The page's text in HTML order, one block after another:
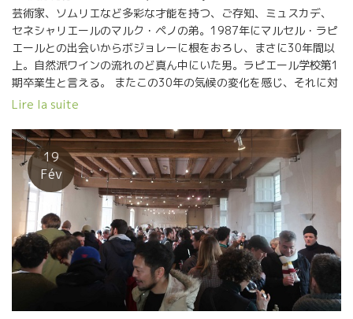
芸術家、ソムリエなど多彩な才能を持つ、ご存知、ミュスカデ、
セネシャリエールのマルク・ペノの弟。1987年にマルセル・ラピ
エールとの出会いからボジョレーに根をおろし、まさに30年間以
上。自然派ワインの流れのど真ん中にいた男。ラピエール学校第1
期卒業生と言える。 またこの30年の気候の変化を感じ、それに対
応する術も知っている。 そんな経験豊かなドゥニがクリストフ・
が、そんなドゥニさんも59歳。 今年2019年、来年2020年の収
穫、醸造で定年となる。。。 まさに開花真っ只中で、すでに収穫
に向けて、頭の中はアイデアがいっぱい。 2018年クリストフはフ
ルーリーに自社畑をカーブと共に取得。新しい冒険がスタートし
た。 マドンヌと同じく、標高が花崗岩の風化した砂質になった区
画のポテンシャルは凄い！とドゥニは言う。 凝縮度とフレッシュ
感を合わせ持つワインのできる区画だと！ 野生酵母の重要性を熱
く語るドゥニ。今週はクリストフがカナダ遠征で不在だったが、
ドゥニ節をゆっくり聞けた貴重な時間だった。 最後に簡単です
が、2018年のクリストフ・パカレ。凝縮度の中に各クリュのテロ
ワールがはっきり出ているミレジム。 ボジョレー・ヴィラージュ
Lire la suite
19
Fév